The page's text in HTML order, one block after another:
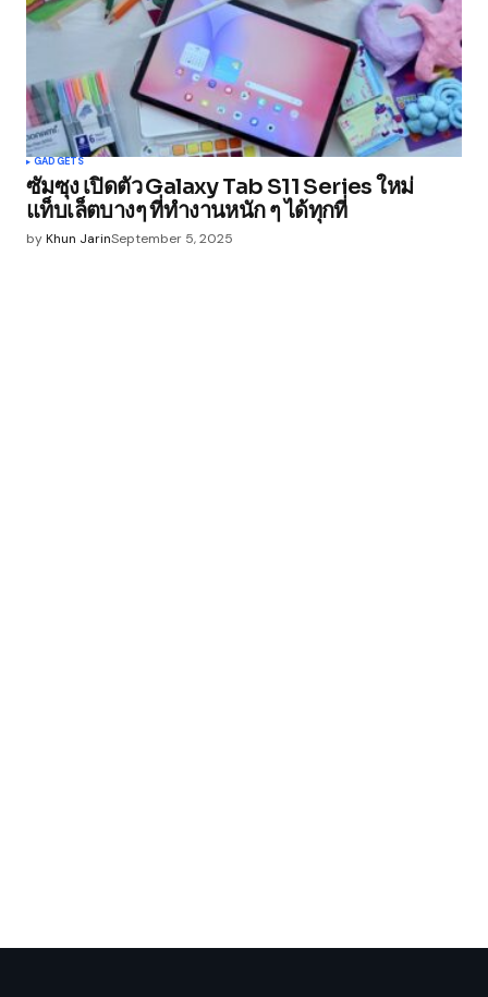
GADGETS
ซัมซุง เปิดตัว Galaxy Tab S11 Series ใหม่
แท็บเล็ตบางๆ ที่ทำงานหนัก ๆ ได้ทุกที่
byKhun JarinSeptember 5, 2025